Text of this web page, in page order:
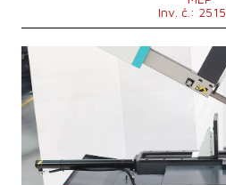
Inv. č.:
2025
Max. průměr řezaného materiálu250
Hmotnost stroje
750
Výkon hlavního elektromotoru
3 kW
Řídící systém
ne